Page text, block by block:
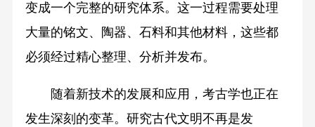
变成一个完整的研究体系。这一过程需要处理
大量的铭文、陶器、石料和其他材料，这些都
必须经过精心整理、分析并发布。
随着新技术的发展和应用，考古学也正在
发生深刻的变革。研究古代文明不再是发